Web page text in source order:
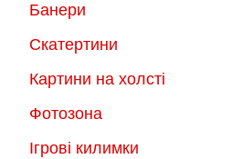
Банери
Скатертини
Картини на холсті
Фотозона
Ігрові килимки